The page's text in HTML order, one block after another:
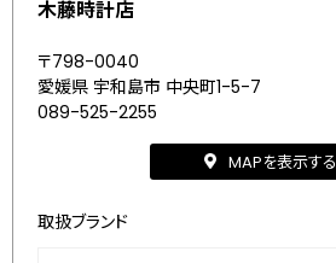
木藤時計店
〒798-0040
愛媛県 宇和島市 中央町1-5-7
089-525-2255
MAPを表示する
取扱ブランド